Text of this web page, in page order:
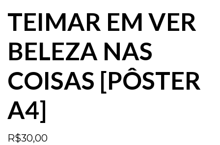
TEIMAR EM VER
BELEZA NAS
COISAS [PÔSTER
A4]
R$30,00